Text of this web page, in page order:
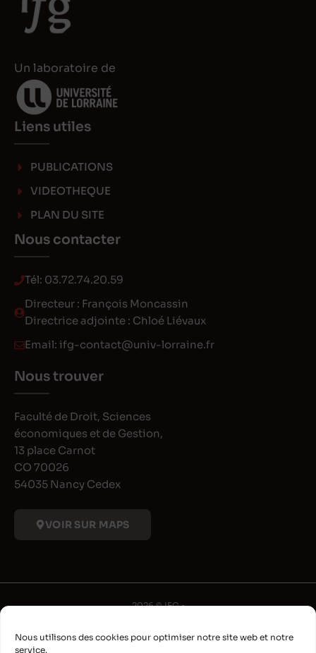
Nous utilisons des cookies pour optimiser notre site web et notre
service.
Un laboratoire de
Liens utiles
PUBLICATIONS
VIDEOTHEQUE
PLAN DU SITE
Nous contacter
Tél: 03.72.74.20.59
Directeur : François Moncassin
Directrice adjointe : Chloé Liévaux
Email: ifg-contact@univ-lorraine.fr
Nous trouver
Faculté de Droit, Sciences
économiques et de Gestion,
13 place Carnot
CO 70026
54035 Nancy Cedex
VOIR SUR MAPS
2026 © IFG •
•